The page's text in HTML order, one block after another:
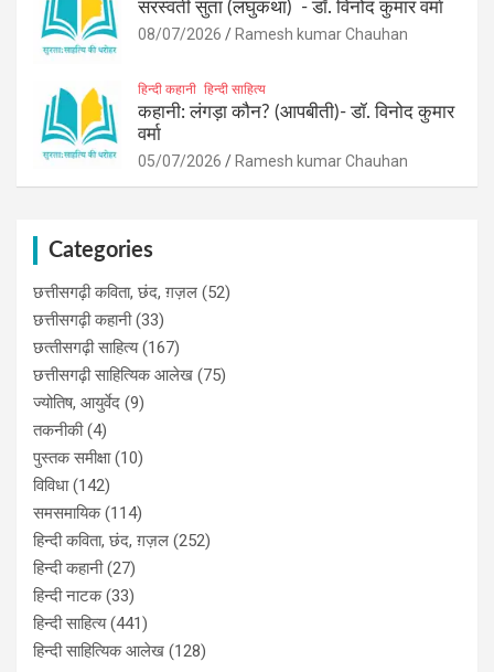
सरस्वती सुता (लघुकथा) ​- डॉ. विनोद कुमार वर्मा
08/07/2026 Ramesh kumar Chauhan
हिन्दी कहानी हिन्दी साहित्य
कहानी: लंगड़ा कौन? (आपबीती)​- डॉ. विनोद कुमार
वर्मा
05/07/2026 Ramesh kumar Chauhan
Categories
छत्तीसगढ़ी कविता, छंद, ग़ज़ल (52)
छत्तीसगढ़ी कहानी(33)
छत्‍तीसगढ़ी साहित्‍य(167)
छत्तीसगढ़ी साहित्यिक आलेख (75)
ज्योतिष, आयुर्वेद (9)
तकनीकी(4)
पुस्‍तक समीक्षा(10)
विविधा(142)
समसमायिक(114)
हिन्दी कविता, छंद, ग़ज़ल (252)
हिन्दी कहानी(27)
हिन्‍दी नाटक(33)
हिन्दी साहित्य(441)
हिन्दी साहित्यिक आलेख (128)